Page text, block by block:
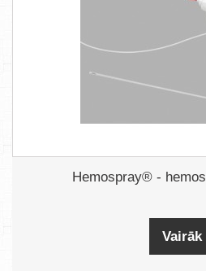
Hemospray® -
Vairāk